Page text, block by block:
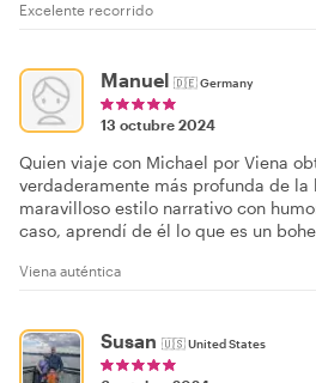
Excelente recorrido
Manuel 🇩🇪Germany
13 octubre 2024
Quien viaje con Michael por Viena
verdaderamente más profunda de la
maravilloso estilo narrativo con
caso, aprendí de él lo que es un
Viena auténtica
Susan 🇺🇸United States